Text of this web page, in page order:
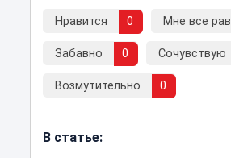
Нравится 0 Мне все
Забавно 0 Сочувствую
Возмутительно 0
В статье: